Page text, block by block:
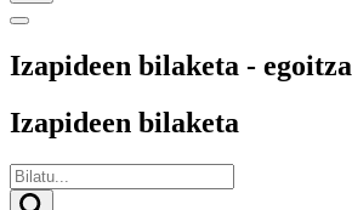
Izapideen bilaketa - egoitza
Izapideen bilaketa